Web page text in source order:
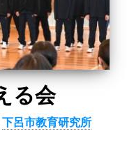
る会
下呂市教育研究所